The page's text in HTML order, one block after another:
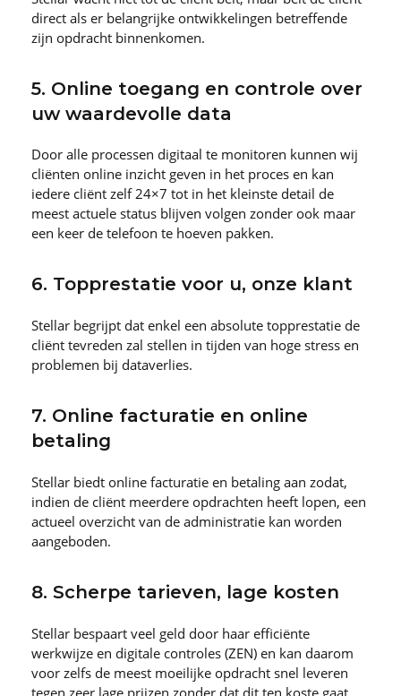
direct als er belangrijke ontwikkelingen betreffende
zijn opdracht binnenkomen.
5. Online toegang en controle over
uw waardevolle data
Door alle processen digitaal te monitoren kunnen wij
cliënten online inzicht geven in het proces en kan
iedere cliënt zelf 24×7 tot in het kleinste detail de
meest actuele status blijven volgen zonder ook maar
een keer de telefoon te hoeven pakken.
6. Topprestatie voor u, onze klant
Stellar begrijpt dat enkel een absolute topprestatie de
cliënt tevreden zal stellen in tijden van hoge stress en
problemen bij dataverlies.
7. Online facturatie en online
betaling
Stellar biedt online facturatie en betaling aan zodat,
indien de cliënt meerdere opdrachten heeft lopen, een
actueel overzicht van de administratie kan worden
aangeboden.
8. Scherpe tarieven, lage kosten
Stellar bespaart veel geld door haar efficiënte
werkwijze en digitale controles (ZEN) en kan daarom
voor zelfs de meest moeilijke opdracht snel leveren
tegen zeer lage prijzen zonder dat dit ten koste gaat